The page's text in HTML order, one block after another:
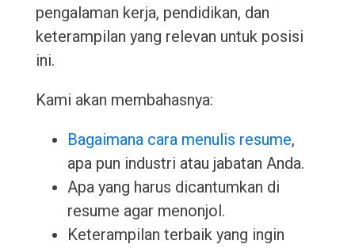
pengalaman kerja, pendidikan, dan
keterampilan yang relevan untuk posisi
ini.
Kami akan membahasnya:
Bagaimana cara menulis resume,
apa pun industri atau jabatan Anda.
Apa yang harus dicantumkan di
resume agar menonjol.
Keterampilan terbaik yang ingin